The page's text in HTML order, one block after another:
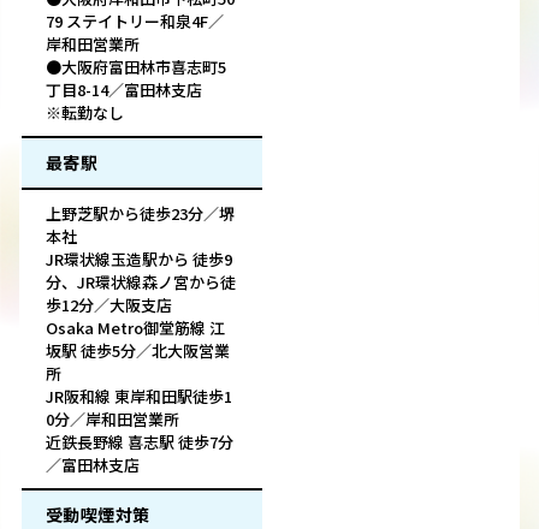
79 ステイトリー和泉4F／
岸和田営業所
●大阪府富田林市喜志町5
丁目8-14／富田林支店
※転勤なし
最寄駅
上野芝駅から徒歩23分／堺
本社
JR環状線玉造駅から 徒歩9
分、JR環状線森ノ宮から徒
歩12分／大阪支店
Osaka Metro御堂筋線 江
坂駅 徒歩5分／北大阪営業
所
JR阪和線 東岸和田駅徒歩1
0分／岸和田営業所
近鉄長野線 喜志駅 徒歩7分
／富田林支店
受動喫煙対策